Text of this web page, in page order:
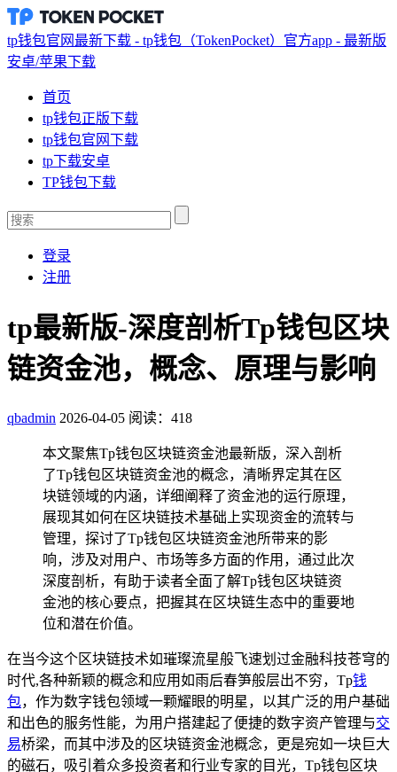
tp钱包官网最新下载 - tp钱包（TokenPocket）官方app - 最新版
安卓/苹果下载
首页
tp钱包正版下载
tp钱包官网下载
tp下载安卓
TP钱包下载
登录
注册
tp最新版-深度剖析Tp钱包区块
链资金池，概念、原理与影响
qbadmin 2026-04-05 阅读：418
本文聚焦Tp钱包区块链资金池最新版，深入剖析
了Tp钱包区块链资金池的概念，清晰界定其在区
块链领域的内涵，详细阐释了资金池的运行原理，
展现其如何在区块链技术基础上实现资金的流转与
管理，探讨了Tp钱包区块链资金池所带来的影
响，涉及对用户、市场等多方面的作用，通过此次
深度剖析，有助于读者全面了解Tp钱包区块链资
金池的核心要点，把握其在区块链生态中的重要地
位和潜在价值。
在当今这个区块链技术如璀璨流星般飞速划过金融科技苍穹的
时代,各种新颖的概念和应用如雨后春笋般层出不穷，Tp钱
包，作为数字钱包领域一颗耀眼的明星，以其广泛的用户基础
和出色的服务性能，为用户搭建起了便捷的数字资产管理与交
易桥梁，而其中涉及的区块链资金池概念，更是宛如一块巨大
的磁石，吸引着众多投资者和行业专家的目光，Tp钱包区块